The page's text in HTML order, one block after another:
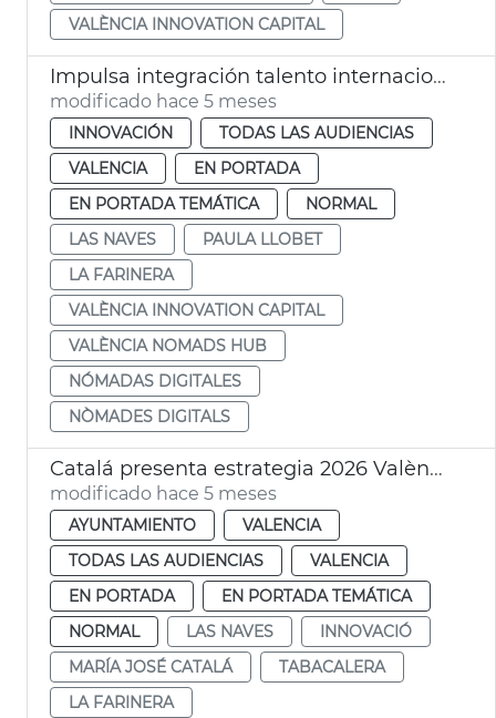
VALÈNCIA INNOVATION CAPITAL
Impulsa integración talento internacional València Nomads Hub
modificado hace 5 meses
INNOVACIÓN
TODAS LAS AUDIENCIAS
VALENCIA
EN PORTADA
EN PORTADA TEMÁTICA
NORMAL
LAS NAVES
PAULA LLOBET
LA FARINERA
VALÈNCIA INNOVATION CAPITAL
VALÈNCIA NOMADS HUB
NÓMADAS DIGITALES
NÒMADES DIGITALS
Catalá presenta estrategia 2026 València Innovation Capital
modificado hace 5 meses
AYUNTAMIENTO
VALENCIA
TODAS LAS AUDIENCIAS
VALENCIA
EN PORTADA
EN PORTADA TEMÁTICA
NORMAL
LAS NAVES
INNOVACIÓ
MARÍA JOSÉ CATALÁ
TABACALERA
LA FARINERA